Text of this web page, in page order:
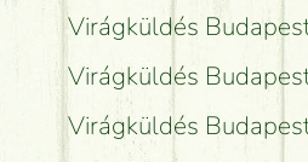
Virágküldés
Virágküldés
Virágküldés